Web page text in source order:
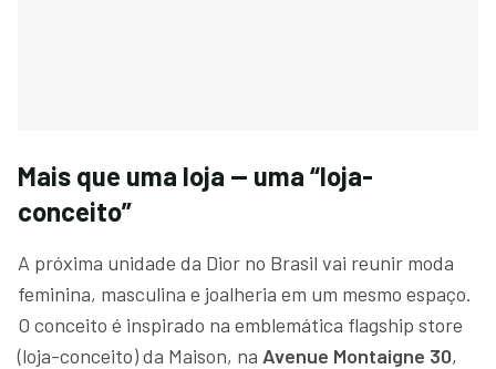
Mais que uma loja — uma “loja-
conceito”
A próxima unidade da Dior no Brasil vai reunir moda
feminina, masculina e joalheria em um mesmo espaço.
O conceito é inspirado na emblemática flagship store
(loja-conceito) da Maison, na Avenue Montaigne 30,